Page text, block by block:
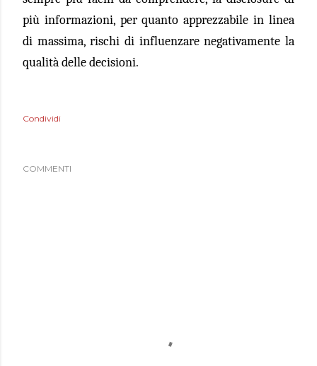
più informazioni, per quanto apprezzabile in linea
di massima, rischi di influenzare negativamente la
qualità delle decisioni.
Condividi
COMMENTI